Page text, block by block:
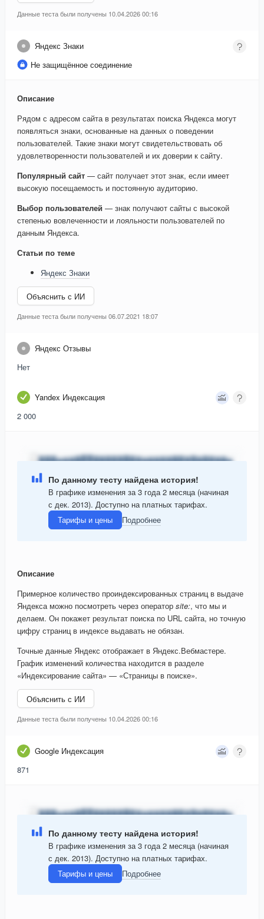
Данные теста были получены 10.04.2026 00:16
Яндекс Знаки
Не защищённое соединение
Описание
Рядом с адресом сайта в результатах поиска Яндекса могут
появляться знаки, основанные на данных о поведении
пользователей. Такие знаки могут свидетельствовать об
удовлетворенности пользователей и их доверии к сайту.
Популярный сайт — сайт получает этот знак, если имеет
высокую посещаемость и постоянную аудиторию.
Выбор пользователей — знак получают сайты с высокой
степенью вовлеченности и лояльности пользователей по
данным Яндекса.
Статьи по теме
Яндекс Знаки
Объяснить с ИИ
Данные теста были получены 06.07.2021 18:07
Яндекс Отзывы
Нет
Yandex Индексация
2 000
По данному тесту найдена история!
В графике изменения за 3 года 2 месяца (начиная
с дек. 2013). Доступно на платных тарифах.
Тарифы и цены
Подробнее
Описание
Примерное количество проиндексированных страниц в выдаче
Яндекса можно посмотреть через оператор site:, что мы и
делаем. Он покажет результат поиска по URL сайта, но точную
цифру страниц в индексе выдавать не обязан.
Точные данные Яндекс отображает в Яндекс.Вебмастере.
График изменений количества находится в разделе
«Индексирование сайта» — «Страницы в поиске».
Объяснить с ИИ
Данные теста были получены 10.04.2026 00:16
Google Индексация
871
По данному тесту найдена история!
В графике изменения за 3 года 2 месяца (начиная
с дек. 2013). Доступно на платных тарифах.
Тарифы и цены
Подробнее